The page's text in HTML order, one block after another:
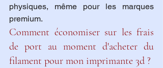
physiques, même pour les marques
premium.
Comment économiser sur les frais
de port au moment d'acheter du
filament pour mon imprimante 3d ?